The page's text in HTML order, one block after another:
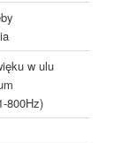
w ulu
800Hz)